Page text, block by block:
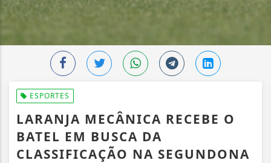
ESPORTES
LARANJA MECÂNICA RECEBE O
BATEL EM BUSCA DA
CLASSIFICAÇÃO NA SEGUNDONA